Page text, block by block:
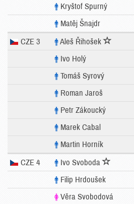
Kryštof Spurný
Matěj Šnajdr
CZE 3 Aleš Řihošek
Ivo Holý
Tomáš Syrový
Roman Jaroš
Petr Zákoucký
Marek Cabal
Martin Horník
CZE 4 Ivo Svoboda
Filip Hrdoušek
Věra Svobodová